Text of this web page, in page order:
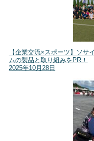
【企業交流×スポーツ】ソサ
ムの製品と取り組みをPR！
2025年10月28日